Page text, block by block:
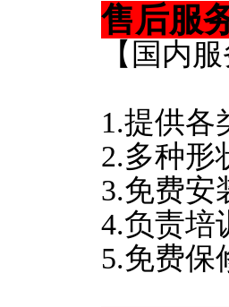
售后服
【国内
1.提供各
2.多种形
3.免费安
4.负责培
5.免费保